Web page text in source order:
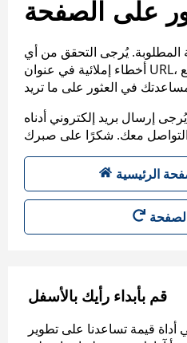
على الصفحة
المطلوبة. يُرجى التحقق من أي
أخطاء إملائية في عنوان URL، أو عرض خريطة الموقع
إرسال بريد إلكتروني أدناه
الرئيسية
قم بأبداء رأيك بالأسفل
أداة قيمة تساعدنا على تطوير